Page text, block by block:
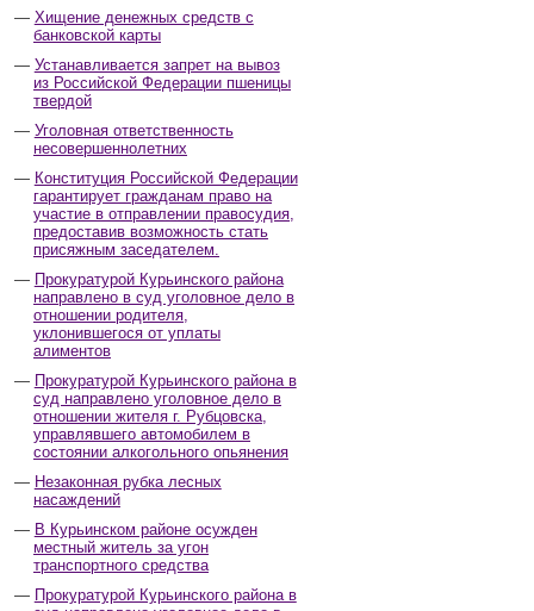
Хищение денежных средств с
банковской карты
Устанавливается запрет на вывоз
из Российской Федерации пшеницы
твердой
Уголовная ответственность
несовершеннолетних
Конституция Российской Федерации
гарантирует гражданам право на
участие в отправлении правосудия,
предоставив возможность стать
присяжным заседателем.
Прокуратурой Курьинского района
направлено в суд уголовное дело в
отношении родителя,
уклонившегося от уплаты
алиментов
Прокуратурой Курьинского района в
суд направлено уголовное дело в
отношении жителя г. Рубцовска,
управлявшего автомобилем в
состоянии алкогольного опьянения
Незаконная рубка лесных
насаждений
В Курьинском районе осужден
местный житель за угон
транспортного средства
Прокуратурой Курьинского района в